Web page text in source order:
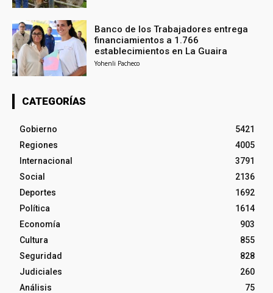
Banco de los Trabajadores entrega
financiamientos a 1.766
establecimientos en La Guaira
Yohenli Pacheco
CATEGORÍAS
Gobierno
5421
Regiones
4005
Internacional
3791
Social
2136
Deportes
1692
Política
1614
Economía
903
Cultura
855
Seguridad
828
Judiciales
260
Análisis
75